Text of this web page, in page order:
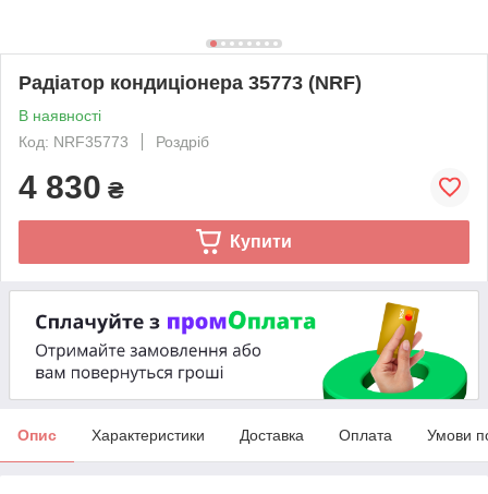
Радіатор кондиціонера 35773 (NRF)
В наявності
Код: NRF35773
Роздріб
4 830 ₴
Купити
Опис Характеристики Доставка Оплата Умови